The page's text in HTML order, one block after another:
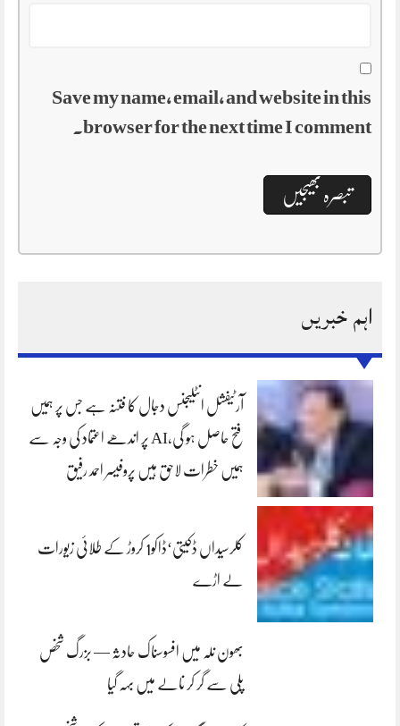
Save my name, email, and website in this
browser for the next time I comment.
اہم خبریں
آرٹیفشل انٹلیجنس دجال کا فتنہ ہے جس پر ہمیں
فتح حاصل ہو گی،AI پر اندھے اعتماد کی وجہ سے
ہمیں خطرات لاحق ہیں پروفیسر احمد رفیق
کلرسیداں ڈکیتی‘ڈاکو1 کروڑ کے طلائی زیورات
لے اڑے
بھون نلہ میں افسوسناک حادثہ — بزرگ شخص
پلی سے گر کر نالے میں بہہ گیا